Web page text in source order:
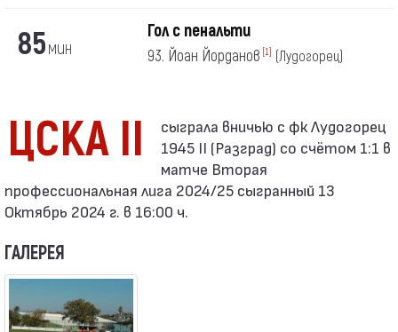
85мин
Гол с пенальти
93. Йоан Йорданов [1] (Лудогорец)
ЦСКА II
1945 II (Разград) со счётом 1:1 в
матче Вторая
профессиональная лига 2024/25 сыгранный 13
Октябрь 2024 г. в 16:00 ч.
ГАЛЕРЕЯ